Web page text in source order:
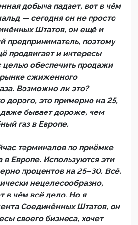
добыча падает, вот в чём
— сегодня он не просто
Штатов, он ещё и
предприниматель, поэтому
продвигает и интересы
целью обеспечить продажи
сжиженного
Возможно ли это?
дорого, это примерно на 25,
даже бывает дороже, чем
газ в Европе.
терминалов по приёмке
в Европе. Используются эти
процентов на 25–30. Всё.
нецелесообразно,
в чём всё дело. Но я
Соединённых Штатов, он
своего бизнеса, хочет